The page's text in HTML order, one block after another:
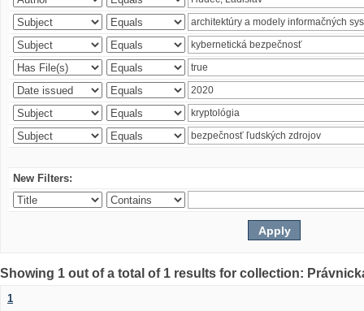
New Filters:
Showing 1 out of a total of 1 results for collection:
1